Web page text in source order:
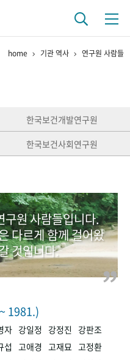
사
연구자들
정박물 영상 기록물
+1
home 기관 역사 연구원 사람들
한국보건개발연구원
한국보건사회연구원
구원 사람들입니다.
다르게 함께 걸어왔
것입니다.
1981.)
자 강일정 강정진
강판조
섭 고애경 고재묘 고정환